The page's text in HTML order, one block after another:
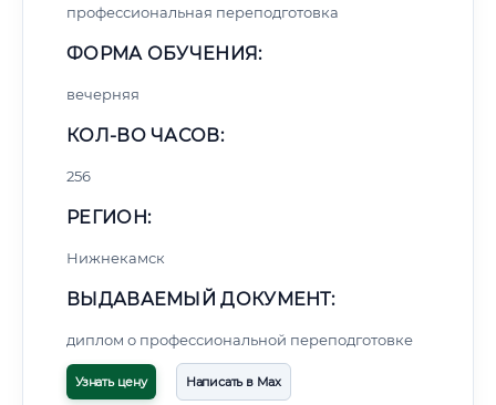
профессиональная переподготовка
ФОРМА ОБУЧЕНИЯ:
вечерняя
КОЛ-ВО ЧАСОВ:
256
РЕГИОН:
Нижнекамск
ВЫДАВАЕМЫЙ ДОКУМЕНТ:
диплом о профессиональной переподготовке
Узнать цену Написать в Max